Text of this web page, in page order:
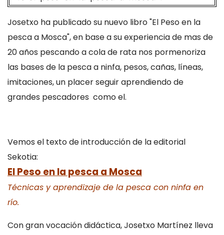
Josetxo ha publicado su nuevo libro "El Peso en la
pesca a Mosca", en base a su experiencia de mas de
20 años pescando a cola de rata nos pormenoriza
las bases de la pesca a ninfa, pesos, cañas, líneas,
imitaciones, un placer seguir aprendiendo de
grandes pescadores como el.
Vemos el texto de introducción de la editorial
Sekotia:
El Peso en la pesca a Mosca
Técnicas y aprendizaje de la pesca con ninfa en
río.
Con gran vocación didáctica, Josetxo Martínez lleva